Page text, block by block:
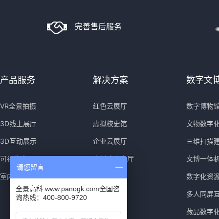
完善售后服务
产品服务
VR全景拍摄
3D线上展厅
3D互动展示
可视化大屏
室内导览导视
解决方案
红色云展厅
虚拟校史馆
企业云展厅
虚拟政务大厅
数字文
数字博物
文物数字
三维扫描
文博一体
数字化资
多人同屏
藏品数字
请您留言
全景高科 www.panogk.com全国咨
询热线：400-800-9720